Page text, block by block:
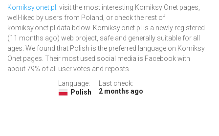
Komiksy.onet.pl : visit the most interesting Komiksy Onet pages,
well-liked by users from Poland, or check the rest of
komiksy.onet.pl data below. Komiksy.onet.pl is a newly registered
(11 months ago) web project, safe and generally suitable for all
ages. We found that Polish is the preferred language on Komiksy
Onet pages. Their most used social media is Facebook with
about 79% of all user votes and reposts.
Language:
Polish
Last check:
2 months ago